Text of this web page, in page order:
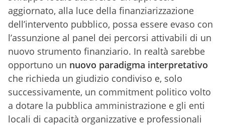
aggiornato, alla luce della finanziarizzazione
dell’intervento pubblico, possa essere evaso con
l’assunzione al panel dei percorsi attivabili di un
nuovo strumento finanziario. In realtà sarebbe
opportuno un nuovo paradigma interpretativo
che richieda un giudizio condiviso e, solo
successivamente, un commitment politico volto
a dotare la pubblica amministrazione e gli enti
locali di capacità organizzative e professionali